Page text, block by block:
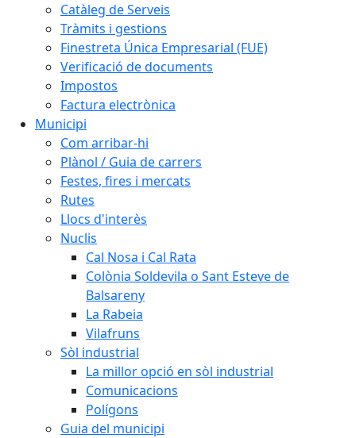
Catàleg de Serveis
Tràmits i gestions
Finestreta Única Empresarial (FUE)
Verificació de documents
Impostos
Factura electrònica
Municipi
Com arribar-hi
Plànol / Guia de carrers
Festes, fires i mercats
Rutes
Llocs d'interès
Nuclis
Cal Nosa i Cal Rata
Colònia Soldevila o Sant Esteve de
Balsareny
La Rabeia
Vilafruns
Sòl industrial
La millor opció en sòl industrial
Comunicacions
Polígons
Guia del municipi